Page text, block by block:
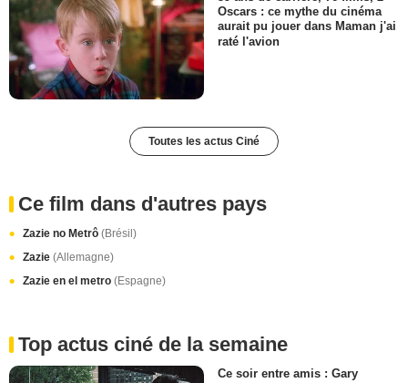
Oscars : ce mythe du cinéma
aurait pu jouer dans Maman j'ai
raté l'avion
Toutes les actus Ciné
Ce film dans d'autres pays
Zazie no Metrô (Brésil)
Zazie (Allemagne)
Zazie en el metro (Espagne)
Top actus ciné de la semaine
Ce soir entre amis : Gary